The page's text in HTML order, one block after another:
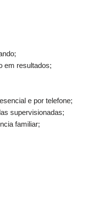
em resultados;
e por telefone;
supervisionadas;
familiar;